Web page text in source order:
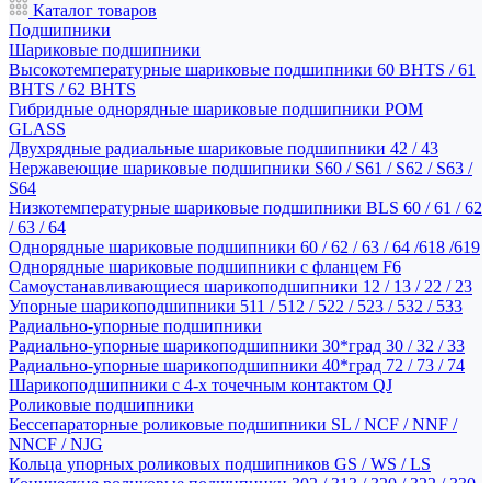
Каталог товаров
Подшипники
Шариковые подшипники
Высокотемпературные шариковые подшипники 60 BHTS / 61
BHTS / 62 BHTS
Гибридные однорядные шариковые подшипники POM
GLASS
Двухрядные радиальные шариковые подшипники 42 / 43
Нержавеющие шариковые подшипники S60 / S61 / S62 / S63 /
S64
Низкотемпературные шариковые подшипники BLS 60 / 61 / 62
/ 63 / 64
Однорядные шариковые подшипники 60 / 62 / 63 / 64 /618 /619
Однорядные шариковые подшипники с фланцем F6
Самоустанавливающиеся шарикоподшипники 12 / 13 / 22 / 23
Упорные шарикоподшипники 511 / 512 / 522 / 523 / 532 / 533
Радиально-упорные подшипники
Радиально-упорные шарикоподшипники 30*град 30 / 32 / 33
Радиально-упорные шарикоподшипники 40*град 72 / 73 / 74
Шарикоподшипники с 4-х точечным контактом QJ
Роликовые подшипники
Бессепараторные роликовые подшипники SL / NCF / NNF /
NNCF / NJG
Кольца упорных роликовых подшипников GS / WS / LS